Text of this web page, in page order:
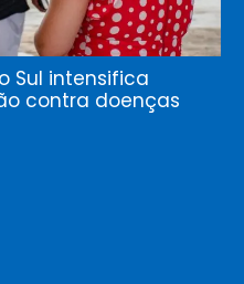
Sul intensifica
contra doenças